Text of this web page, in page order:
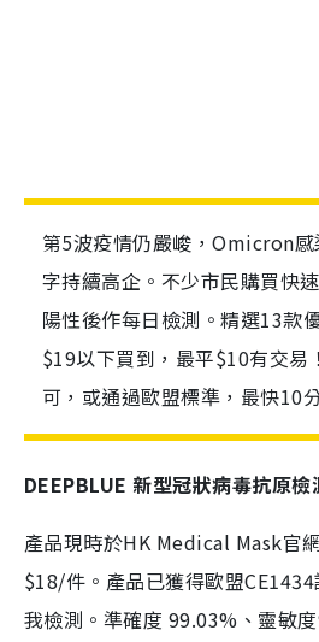
第5波疫情仍嚴峻，Omicron
字持續高企。不少市民購買快
陽性後作每日檢測。精選13款
$19以下買到，最平$10有交易
可，或通過歐盟標準，最快10
DEEPBLUE 新型冠狀病毒抗原檢
產品現時於HK Medical Mask官
$18/件。產品已獲得歐盟
我檢測。準確度 99.03%、靈敏